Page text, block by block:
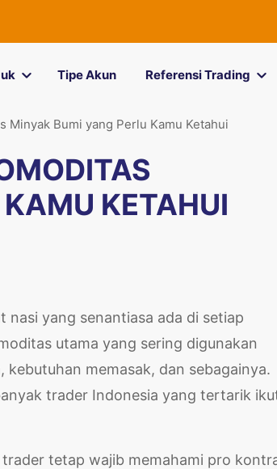
Tipe Akun Referensi Trading
Minyak Bumi yang Perlu Kamu Ketahui
KETAHUI
nasi yang senantiasa ada di setiap
utama yang sering digunakan
memasak, dan sebagainya.
trader Indonesia yang tertarik
tetap wajib memahami pro